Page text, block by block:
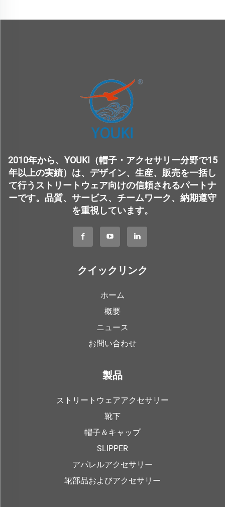
2010年から、YOUKI（帽子・アクセサリー分野で15
年以上の実績）は、デザイン、生産、販売を一括し
て行うストリートウェア向けの信頼されるパートナ
ーです。品質、サービス、チームワーク、納期遵守
を重視しています。
クイックリンク
ホーム
概要
ニュース
お問い合わせ
製品
ストリートウェアアクセサリー
靴下
帽子＆キャップ
SLIPPER
アパレルアクセサリー
靴部品およびアクセサリー